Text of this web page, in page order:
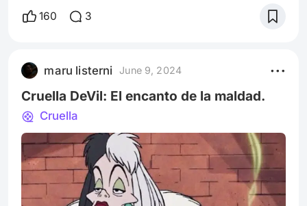
película que ya forma parte de la cultura general
a Cady Heron, una adolescente proveniente de
África, que se muda a la c
160 3
maru listerni June 9, 2024
Cruella DeVil: El encanto de la maldad.
Cruella